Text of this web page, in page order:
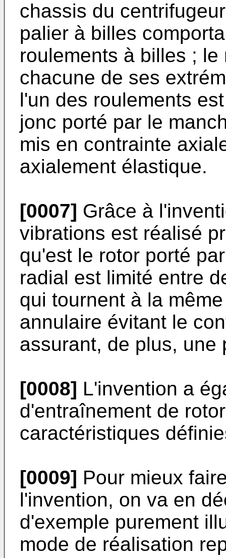
chassis du
palier à billes
roulements à billes ;
chacune de ses
l'un des roulements
jonc porté par le
mis en contrainte
axialement élastique.
[0007] Grâce à
vibrations est réalisé
qu'est le rotor porté
radial est limité entre
qui tournent à la
annulaire évitant le
assurant, de plus, une
[0008] L'invention a
d'entraînement de
caractéristiques
[0009] Pour mieux
l'invention, on va en
d'exemple purement
mode de réalisation